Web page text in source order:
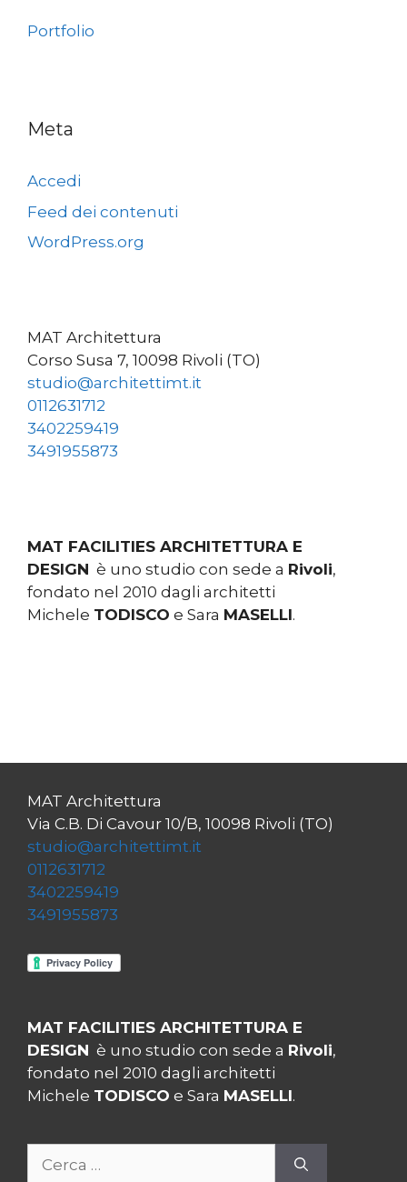
Portfolio
Meta
Accedi
Feed dei contenuti
WordPress.org
MAT Architettura
Corso Susa 7, 10098 Rivoli (TO)
studio@architettimt.it
0112631712
3402259419
3491955873
MAT FACILITIES ARCHITETTURA E
DESIGN è uno studio con sede a Rivoli,
fondato nel 2010 dagli architetti
Michele TODISCO e Sara MASELLI.
MAT Architettura
Via C.B. Di Cavour 10/B, 10098 Rivoli (TO)
studio@architettimt.it
0112631712
3402259419
3491955873
MAT FACILITIES ARCHITETTURA E
DESIGN è uno studio con sede a Rivoli,
fondato nel 2010 dagli architetti
Michele TODISCO e Sara MASELLI.